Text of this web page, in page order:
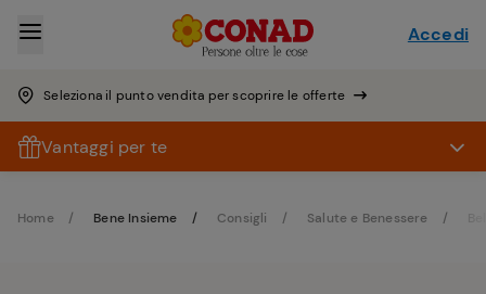
Seleziona il punto vendita per scoprire le offerte
Accedi
Vantaggi per te
Home Bene Insieme Consigli Salute e Benessere